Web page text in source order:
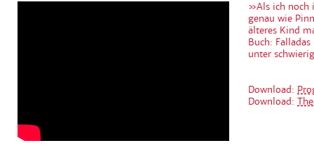
»Als ich noch
genau wie
älteres Kind
Buch:
unter
Download:
Download: